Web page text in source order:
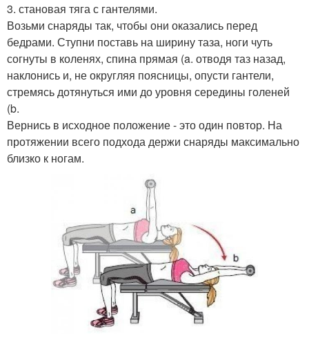
3. становая тяга с гантелями.
Возьми снаряды так, чтобы они оказались перед
бедрами. Ступни поставь на ширину таза, ноги чуть
согнуты в коленях, спина прямая (a. отводя таз назад,
наклонись и, не округляя поясницы, опусти гантели,
стремясь дотянуться ими до уровня середины голеней
(b.
Вернись в исходное положение - это один повтор. На
протяжении всего подхода держи снаряды максимально
близко к ногам.